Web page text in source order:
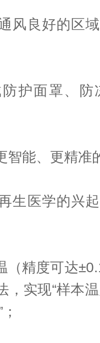
风良好的区
护面罩、防
智能、更精准
生医学的兴
（精度可达
，实现“样本